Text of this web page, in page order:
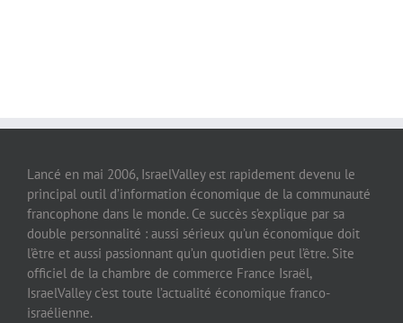
Lancé en mai 2006, IsraelValley est rapidement devenu le
principal outil d’information économique de la communauté
francophone dans le monde. Ce succès s’explique par sa
double personnalité : aussi sérieux qu’un économique doit
l’être et aussi passionnant qu’un quotidien peut l’être. Site
officiel de la chambre de commerce France Israël,
IsraelValley c’est toute l’actualité économique franco-
israélienne.